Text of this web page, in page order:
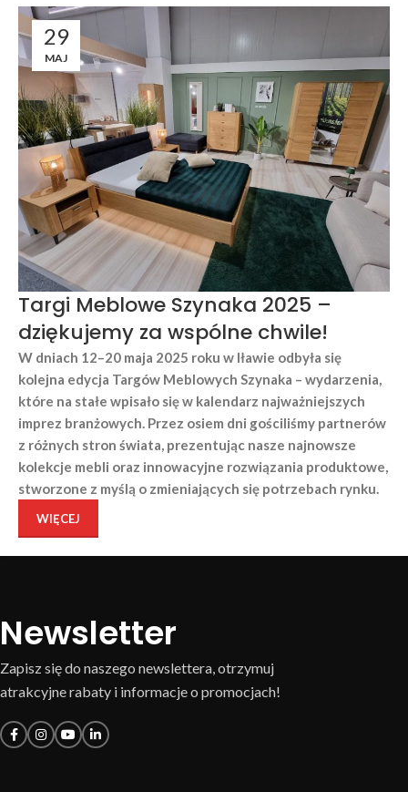
29
MAJ
Targi Meblowe Szynaka 2025 –
dziękujemy za wspólne chwile!
W dniach 12–20 maja 2025 roku w Iławie odbyła się
kolejna edycja Targów Meblowych Szynaka – wydarzenia,
które na stałe wpisało się w kalendarz najważniejszych
imprez branżowych. Przez osiem dni gościliśmy partnerów
z różnych stron świata, prezentując nasze najnowsze
kolekcje mebli oraz innowacyjne rozwiązania produktowe,
stworzone z myślą o zmieniających się potrzebach rynku.
WIĘCEJ
Newsletter
Zapisz się do naszego newslettera, otrzymuj
atrakcyjne rabaty i informacje o promocjach!